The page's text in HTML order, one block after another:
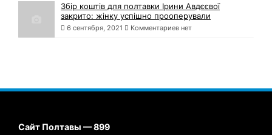
Збір коштів для полтавки Ірини Авдєєвої
закрито: жінку успішно прооперували
6 сентября, 2021 Комментариев нет
Сайт Полтавы — 899